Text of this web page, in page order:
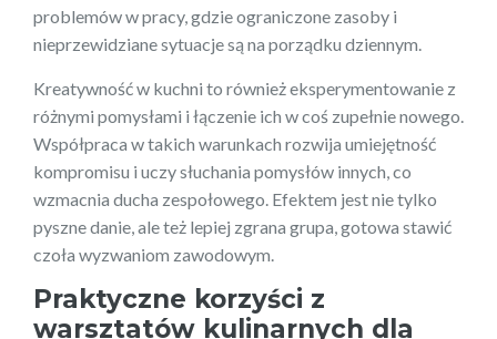
problemów w pracy, gdzie ograniczone zasoby i
nieprzewidziane sytuacje są na porządku dziennym.
Kreatywność w kuchni to również eksperymentowanie z
różnymi pomysłami i łączenie ich w coś zupełnie nowego.
Współpraca w takich warunkach rozwija umiejętność
kompromisu i uczy słuchania pomysłów innych, co
wzmacnia ducha zespołowego. Efektem jest nie tylko
pyszne danie, ale też lepiej zgrana grupa, gotowa stawić
czoła wyzwaniom zawodowym.
Praktyczne korzyści z
warsztatów kulinarnych dla